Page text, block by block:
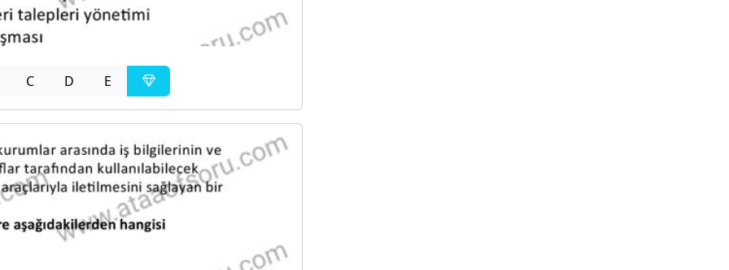
C D E